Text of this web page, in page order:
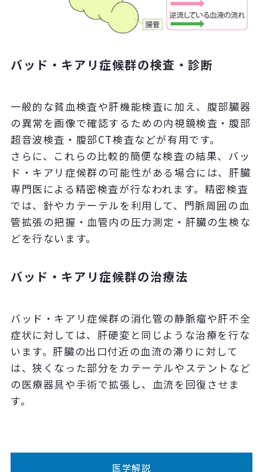
バッド・キアリ症候群の検査・診断
一般的な貧血検査や肝機能検査に加え、腹部臓器
の異常を画像で確認するための内視鏡検査・腹部
超音波検査・腹部CT検査などが有用です。
さらに、これらの比較的簡便な検査の結果、バッ
ド・キアリ症候群の可能性がある場合には、肝臓
専門医による精密検査が行なわれます。精密検査
では、針やカテーテルを利用して、門脈周囲の血
管拡張の把握・血管内の圧力測定・肝臓の生検な
どを行ないます。
バッド・キアリ症候群の治療法
バッド・キアリ症候群の消化管の静脈瘤や肝不全
症状に対しては、肝硬変と同じような治療を行な
います。肝臓の出口付近の血流の滞りに対して
は、狭くなった部分をカテーテルやステントなど
の医療器具や手術で拡張し、血流を回復させま
す。
医学解説